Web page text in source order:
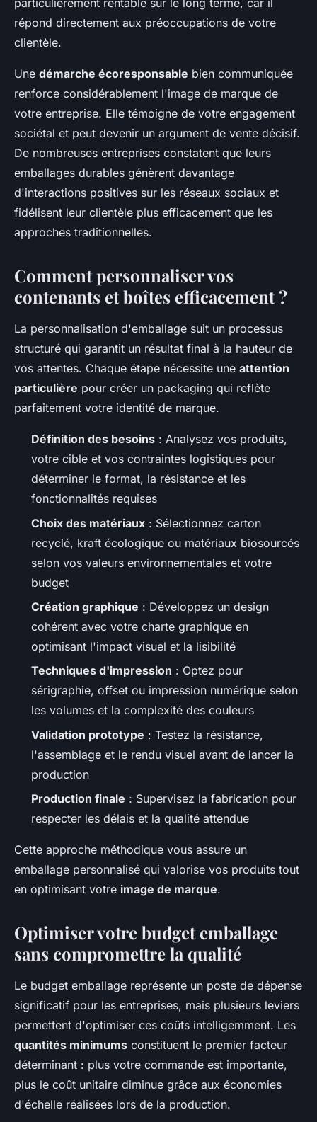
particulièrement rentable sur le long terme, car il
répond directement aux préoccupations de votre
clientèle.
Une démarche écoresponsable bien communiquée
renforce considérablement l'image de marque de
votre entreprise. Elle témoigne de votre engagement
sociétal et peut devenir un argument de vente décisif.
De nombreuses entreprises constatent que leurs
emballages durables génèrent davantage
d'interactions positives sur les réseaux sociaux et
fidélisent leur clientèle plus efficacement que les
approches traditionnelles.
Comment personnaliser vos
contenants et boîtes efficacement ?
La personnalisation d'emballage suit un processus
structuré qui garantit un résultat final à la hauteur de
vos attentes. Chaque étape nécessite une attention
particulière pour créer un packaging qui reflète
parfaitement votre identité de marque.
Définition des besoins : Analysez vos produits,
votre cible et vos contraintes logistiques pour
déterminer le format, la résistance et les
fonctionnalités requises
Choix des matériaux : Sélectionnez carton
recyclé, kraft écologique ou matériaux biosourcés
selon vos valeurs environnementales et votre
budget
Création graphique : Développez un design
cohérent avec votre charte graphique en
optimisant l'impact visuel et la lisibilité
Techniques d'impression : Optez pour
sérigraphie, offset ou impression numérique selon
les volumes et la complexité des couleurs
Validation prototype : Testez la résistance,
l'assemblage et le rendu visuel avant de lancer la
production
Production finale : Supervisez la fabrication pour
respecter les délais et la qualité attendue
Cette approche méthodique vous assure un
emballage personnalisé qui valorise vos produits tout
en optimisant votre image de marque.
Optimiser votre budget emballage
sans compromettre la qualité
Le budget emballage représente un poste de dépense
significatif pour les entreprises, mais plusieurs leviers
permettent d'optimiser ces coûts intelligemment. Les
quantités minimums constituent le premier facteur
déterminant : plus votre commande est importante,
plus le coût unitaire diminue grâce aux économies
d'échelle réalisées lors de la production.